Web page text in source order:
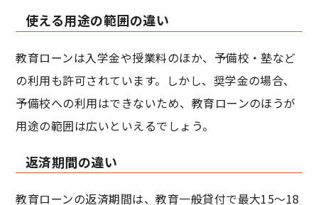
使える用途の範囲の違い
教育ローンは入学金や授業料のほか、予備校・塾など
の利用も許可されています。しかし、奨学金の場合、
予備校への利用はできないため、教育ローンのほうが
用途の範囲は広いといえるでしょう。
返済期間の違い
教育ローンの返済期間は、教育一般貸付で最大15～18